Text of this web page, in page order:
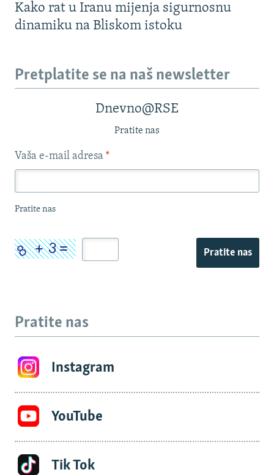
Kako rat u Iranu mijenja sigurnosnu
dinamiku na Bliskom istoku
Pretplatite se na naš newsletter
Dnevno@RSE
Pratite nas
Vaša e-mail adresa *
Pratite nas
Pratite nas
Pratite nas
Instagram
YouTube
Tik Tok